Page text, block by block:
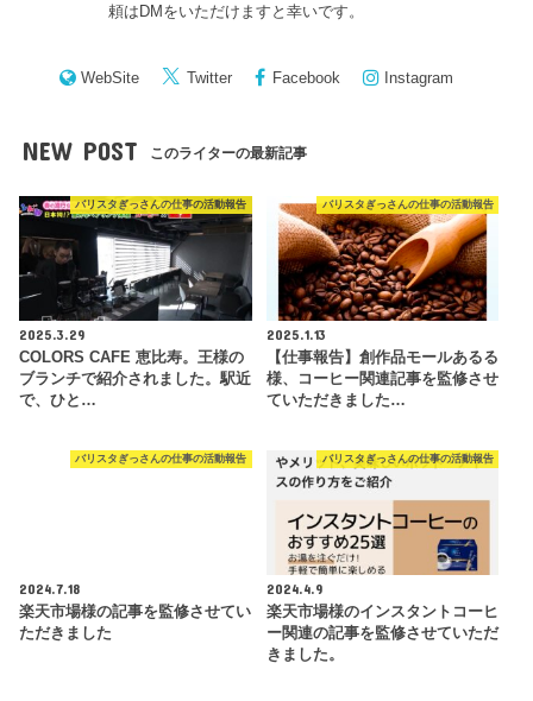
頼はDMをいただけますと幸いです。
WebSite Twitter Facebook Instagram
NEW POST このライターの最新記事
バリスタぎっさんの仕事の活動報告
2025.3.29
COLORS CAFE 恵比寿。王様の
ブランチで紹介されました。駅近
で、ひと…
バリスタぎっさんの仕事の活動報告
2025.1.13
【仕事報告】創作品モールあるる
様、コーヒー関連記事を監修させ
ていただきました…
バリスタぎっさんの仕事の活動報告
2024.7.18
楽天市場様の記事を監修させてい
ただきました
バリスタぎっさんの仕事の活動報告
2024.4.9
楽天市場様のインスタントコーヒ
ー関連の記事を監修させていただ
きました。